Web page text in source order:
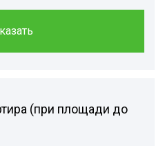
(при площади до